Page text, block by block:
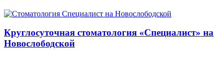
Круглосуточная стоматология «Специалист» на
Новослободской